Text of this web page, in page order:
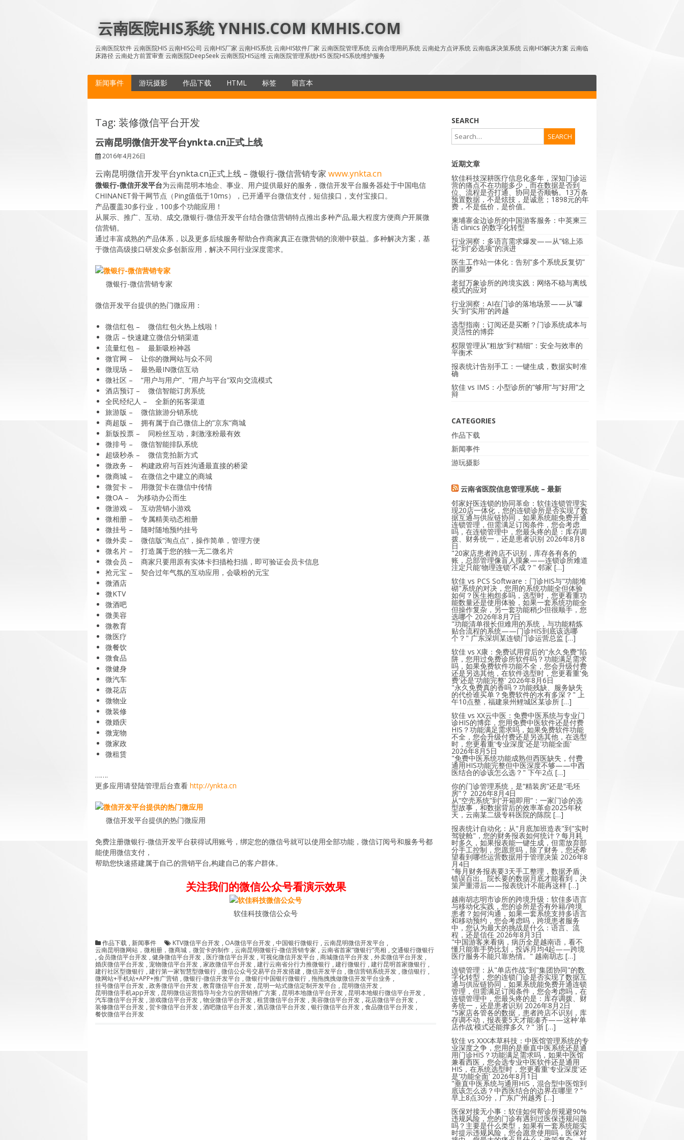
content
云南医院HIS系统 YNHIS.COM KMHIS.COM
云南医院软件 云南医院HIS 云南HIS公司 云南HIS厂家 云南HIS系统 云南HIS软件厂家 云南医院管理系统 云南合理用药系统 云南处方点评系统 云南临床决策系统 云南HIS解决方案 云南临
床路径 云南处方前置审查 云南医院DeepSeek 云南医院HIS运维 云南医院管理系统HIS 医院HIS系统维护服务
新闻事件 游玩摄影 作品下载
HTML
SiteMap
标签 留言本
Tag: 装修微信平台开发
云南昆明微信开发平台ynkta.cn正式上线
2016年4月26日
云南昆明微信开发平台ynkta.cn正式上线 – 微银行-微信营销专家 www.ynkta.cn
微银行-微信开发平台为云南昆明本地企、事业、用户提供最好的服务，微信开发平台服务器处于中国电信
CHINANET骨干网节点（Ping值低于10ms），已开通平台微信支付，短信接口，支付宝接口。
产品覆盖30多行业，100多个功能应用！
从展示、推广、互动、成交,微银行-微信开发平台结合微信营销特点推出多种产品,最大程度方便商户开展微
信营销。
通过丰富成熟的产品体系，以及更多后续服务帮助合作商家真正在微营销的浪潮中获益。多种解决方案，基
于微信高级接口研发众多创新应用，解决不同行业深度需求。
微银行-微信营销专家
微信开发平台提供的热门微应用：
微信红包 – 微信红包火热上线啦！
微店 – 快速建立微信分销渠道
流量红包 – 最新吸粉神器
微官网 – 让你的微网站与众不同
微现场 – 最热最IN微信互动
微社区 – “用户与用户”、“用户与平台”双向交流模式
酒店预订 – 微信智能订房系统
全民经纪人 – 全新的拓客渠道
旅游版 – 微信旅游分销系统
商超版 – 拥有属于自己微信上的”京东“商城
新版投票 – 同粉丝互动，刺激涨粉最有效
微排号 – 微信智能排队系统
超级秒杀 – 微信竞拍新方式
微政务 – 构建政府与百姓沟通最直接的桥梁
微商城 – 在微信之中建立的商城
微贺卡 – 用微贺卡在微信中传情
微OA – 为移动办公而生
微游戏 – 互动营销小游戏
微相册 – 专属精美动态相册
微挂号 – 随时随地预约挂号
微外卖 – 微信版“淘点点”，操作简单，管理方便
微名片 – 打造属于您的独一无二微名片
微会员 – 商家只要用原有实体卡扫描枪扫描，即可验证会员卡信息
抢元宝 – 契合过年气氛的互动应用，会吸粉的元宝
微酒店
微KTV
微酒吧
微美容
微教育
微医疗
微餐饮
微食品
微健身
微汽车
微花店
微物业
微装修
微婚庆
微宠物
微家政
微租赁
…….
更多应用请登陆管理后台查看 http://ynkta.cn
微信开发平台提供的热门微应用
免费注册微银行-微信开发平台获得试用账号，绑定您的微信号就可以使用全部功能，微信订阅号和服务号都
能使用微信支付，
帮助您快速搭建属于自己的营销平台,构建自己的客户群体。
关注我们的微信公众号看演示效果
软佳科技微信公众号
作品下载 , 新闻事件 KTV微信平台开发 , OA微信平台开发 , 中国银行微银行 , 云南昆明微信开发平台 ,
云南昆明微网站，微相册，微商城，微贺卡的制作 , 云南昆明微银行-微信营销专家 , 云南省首家“微银行”亮相 , 交通银行微银行
, 会员微信平台开发 , 健身微信平台开发 , 医疗微信平台开发 , 可视化微信开发平台 , 商城微信平台开发 , 外卖微信平台开发 ,
婚庆微信平台开发 , 宠物微信平台开发 , 家政微信平台开发 , 建行云南省分行力推微银行 , 建行微银行 , 建行昆明首家微银行 ,
建行社区型微银行 , 建行第一家智慧型微银行 , 微信公众号交易平台开发搭建 , 微信开发平台 , 微信营销系统开发 , 微信银行 ,
微网站+手机站+APP+推广营销 , 微银行-微信开发平台 , 微银行中国银行微银行 , 拖拖拽拽做微信开发平台业务 ,
挂号微信平台开发 , 政务微信平台开发 , 教育微信平台开发 , 昆明一站式微信定制开发平台 , 昆明微信开发 ,
昆明微信手机app开发 , 昆明微信运营指导与全方位的营销推广方案 , 昆明本地微信平台开发 , 昆明本地银行微信平台开发 ,
汽车微信平台开发 , 游戏微信平台开发 , 物业微信平台开发 , 租赁微信平台开发 , 美容微信平台开发 , 花店微信平台开发 ,
装修微信平台开发 , 贺卡微信平台开发 , 酒吧微信平台开发 , 酒店微信平台开发 , 银行微信平台开发 , 食品微信平台开发 ,
餐饮微信平台开发
SEARCH
近期文章
软佳科技深耕医疗信息化多年，深知门诊运
营的痛点不在功能多少，而在数据是否到
位、流程是否打通、协同是否顺畅。13万条
预置数据，不是炫技，是诚意；1898元的年
费，不是低价，是价值。
柬埔寨金边诊所的中国游客服务：中英柬三
语 clinics 的数字化转型
行业洞察：多语言需求爆发——从”锦上添
花”到”必选项”的演进
医生工作站一体化：告别”多个系统反复切”
的噩梦
老挝万象诊所的跨境实践：网络不稳与离线
模式的应对
行业洞察：AI在门诊的落地场景——从”噱
头”到”实用”的跨越
选型指南：订阅还是买断？门诊系统成本与
灵活性的博弈
权限管理从”粗放”到”精细”：安全与效率的
平衡术
报表统计告别手工：一键生成，数据实时准
确
软佳 vs IMS：小型诊所的”够用”与”好用”之
辩
CATEGORIES
作品下载
新闻事件
游玩摄影
云南省医院信息管理系统 – 最新
邻家好医连锁的协同革命：软佳连锁管理实
现20店一体化，您的连锁诊所是否实现了数
据互通与供应链协同，如果系统能免费开通
连锁管理，但需满足订阅条件，您会考虑
吗，在连锁管理中，您最头疼的是：库存调
拨、财务统一，还是患者识别 2026年8月8
日
"20家店患者跨店不识别，库存各有各的
账，总部管理像盲人摸象——连锁诊所难道
注定只能'物理连锁'不成？" 邻家 […]
软佳 vs PCS Software：门诊HIS与"功能堆
砌"系统的对决，您用的系统功能全但体验
如何？医生抱怨多吗，选型时，您更看重功
能数量还是使用体验，如果一套系统功能全
但操作复杂，另一套功能稍少但很顺手，您
选哪个 2026年8月7日
"功能清单很长但难用的系统，与功能精炼
贴合流程的系统——门诊HIS到底该选哪
个？" 广东深圳某连锁门诊运营总监 […]
软佳 vs X康：免费试用背后的"永久免费"陷
阱，您用过免费诊所软件吗？功能满足需求
吗，如果免费软件功能不全，您会升级付费
还是另选其他，在软件选型时，您更看重'免
费'还是'功能完整' 2026年8月6日
"永久免费真的香吗？功能残缺、服务缺失
的代价谁买单？免费软件的水有多深？" 上
午10点整，福建泉州鲤城区某诊所 […]
软佳 vs XX云中医：免费中医系统与专业门
诊HIS的博弈，您用免费中医软件还是付费
HIS？功能满足需求吗，如果免费软件功能
不全，您会升级付费还是另选其他，在选型
时，您更看重'专业深度'还是'功能全面'
2026年8月5日
"免费中医系统功能成熟但西医缺失，付费
通用HIS功能完整但中医深度不够——中西
医结合的诊该怎么选？" 下午2点 […]
你的门诊管理系统，是“精装房”还是“毛坯
房”？ 2026年8月4日
从“空壳系统”到“开箱即用”：一家门诊的选
型故事，和数据背后的效率革命2025年秋
天，云南某二级专科医院的陈院 […]
报表统计自动化：从"月底加班造表"到"实时
驾驶舱"，您的财务报表如何统计？每月耗
时多久，如果报表能一键生成，但需放弃部
分手工控制，您愿意吗，除了财务，您还希
望看到哪些运营数据用于管理决策 2026年8
月4日
"每月财务报表要3天手工整理，数据矛盾、
错误百出。院长要的数据月底才能看到，决
策严重滞后——报表统计不能再这样 […]
越南胡志明市诊所的跨境升级：软佳多语言
与移动化实践，您的诊所是否有外籍/跨境
患者？如何沟通，如果一套系统支持多语言
和移动预约，您会考虑吗，跨境患者服务
中，您认为最大的挑战是什么：语言、流
程，还是信任 2026年8月3日
"中国游客来看病，病历全是越南语，看不
懂只能靠手势比划，投诉月均4起——跨境
医疗服务不能只靠热情。" 越南胡志 […]
连锁管理：从"单店作战"到"集团协同"的数
字化转型，您的连锁门诊是否实现了数据互
通与供应链协同，如果系统能免费开通连锁
管理，但需满足订阅条件，您会考虑吗，在
连锁管理中，您最头疼的是：库存调拨、财
务统一，还是患者识别 2026年8月2日
"5家店各管各的数据，患者跨店不识别，库
存调不动，报表要5天才能凑齐——这种'单
店作战'模式还能撑多久？" 浙 […]
软佳 vs XXX本草科技：中医馆管理系统的专
业深度之争，您用的是垂直中医系统还是通
用门诊HIS？功能满足需求吗，如果中医馆
兼看西医，您会选专业中医软件还是通用
HIS，在系统选型时，您更看重'专业深度'还
是'功能全面' 2026年8月1日
"垂直中医系统与通用HIS，混合型中医馆到
底该怎么选？中西医结合的边界在哪里？"
早上8点30分，广东广州越秀 […]
医保对接无小事：软佳如何帮诊所规避90%
违规风险，您的门诊有遇到过医保违规问题
吗？主要是什么类型，如果有一套系统能实
时提示违规风险，您会愿意使用吗，医保对